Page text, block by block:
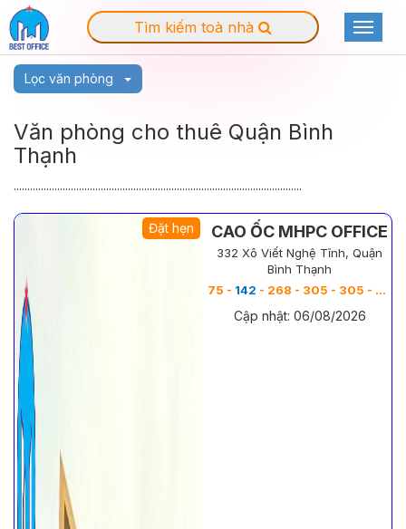
Tìm kiếm toà nhà
Toggle
Văn phòng cho thuê Quận Bình
Thạnh
..........................................................................................................
Đặt hẹn CAO ỐC MHPC OFFICE
332 Xô Viết Nghệ Tĩnh, Quận
Bình Thạnh
75 - 142 - 268 - 305 - 305 - 536 - 610 - 900 m
Cập nhật: 06/08/2026